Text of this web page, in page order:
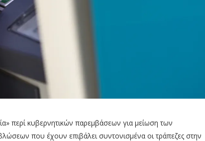
περί κυβερνητικών παρεμβάσεων για μείωση των
που έχουν επιβάλει συντονισμένα οι τράπεζες στην